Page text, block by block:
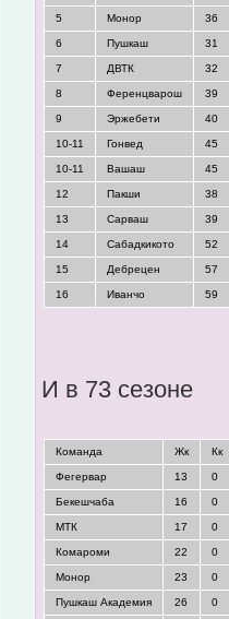
5 Монор 36
6 Пушкаш 31
7 ДВТК 32
8 Ференцварош 39
9 Эржебети 40
10-11 Гонвед 45
10-11 Вашаш 45
12 Пакши 38
13 Сарваш 39
14 Сабадкикото 52
15 Дебрецен 57
16 Иванчо 59
И в 73 сезоне
Команда Жк Кк
Фегервар 13 0
Бекешчаба 16 0
МТК 17 0
Комароми 22 0
Монор 23 0
Пушкаш Академия 26 0